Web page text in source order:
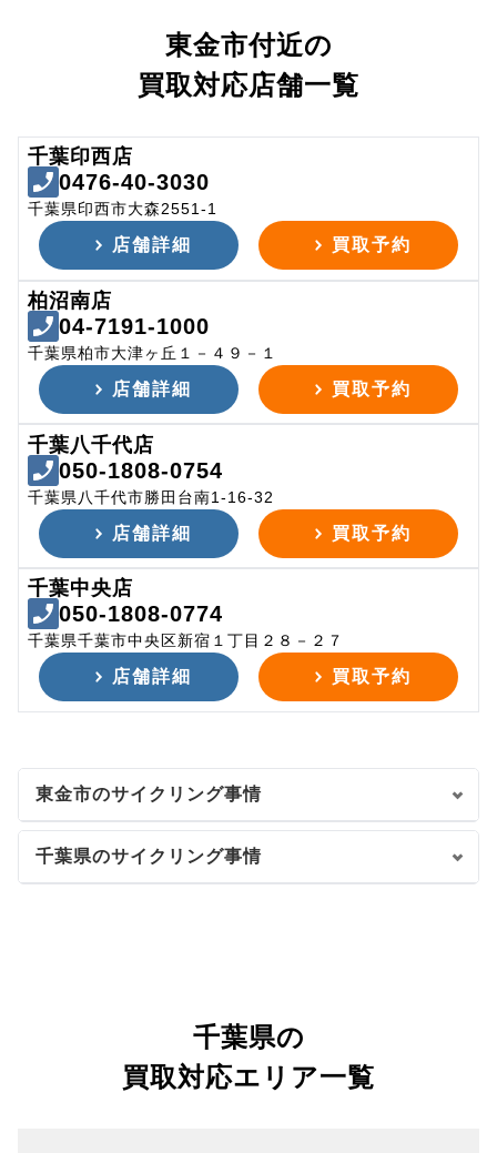
東金市付近の
買取対応店舗一覧
千葉印西店
0476-40-3030
千葉県印西市大森2551-1
店舗詳細 買取予約
柏沼南店
04-7191-1000
千葉県柏市大津ヶ丘１－４９－１
店舗詳細 買取予約
千葉八千代店
050-1808-0754
千葉県八千代市勝田台南1-16-32
店舗詳細 買取予約
千葉中央店
050-1808-0774
千葉県千葉市中央区新宿１丁目２８－２７
店舗詳細 買取予約
東金市のサイクリング事情
千葉県のサイクリング事情
千葉県の
買取対応エリア一覧